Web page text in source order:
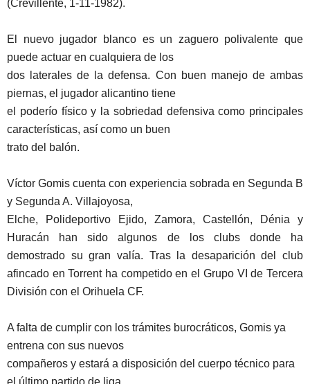
(Crevillente, 1-11-1982).
El nuevo jugador blanco es un zaguero polivalente que
puede actuar en cualquiera de los
dos laterales de la defensa. Con buen manejo de ambas
piernas, el jugador alicantino tiene
el poderío físico y la sobriedad defensiva como principales
características, así como un buen
trato del balón.
Víctor Gomis cuenta con experiencia sobrada en Segunda B
y Segunda A. Villajoyosa,
Elche, Polideportivo Ejido, Zamora, Castellón, Dénia y
Huracán han sido algunos de los clubs donde ha
demostrado su gran valía. Tras la desaparición del club
afincado en Torrent ha competido en el Grupo VI de Tercera
División con el Orihuela CF.
A falta de cumplir con los trámites burocráticos, Gomis ya
entrena con sus nuevos
compañeros y estará a disposición del cuerpo técnico para